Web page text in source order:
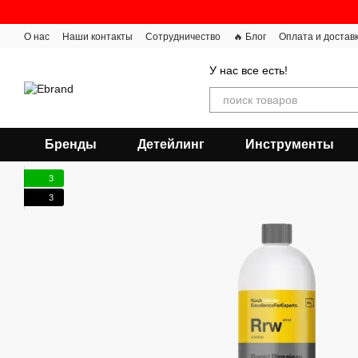
О нас Наши контакты Сотрудничество 🔥 Блог Оплата и
У нас все есть!
Бренды Детейлинг Инструменты
3
3